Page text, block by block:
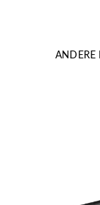
ANDERE